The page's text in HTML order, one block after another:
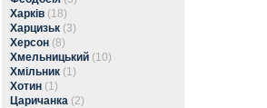
Харків (18)
Харцизьк (3)
Херсон (8)
Хмельницький (10)
Хмільник (1)
Хотин (1)
Царичанка (2)